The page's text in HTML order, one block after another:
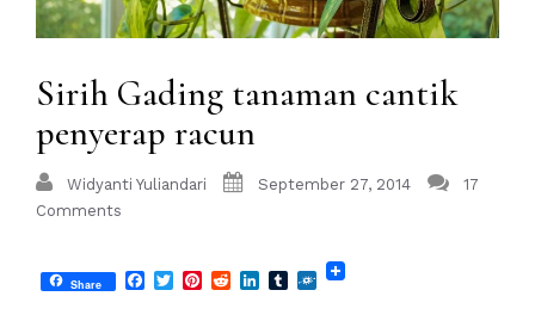
Sirih Gading tanaman cantik
penyerap racun
Widyanti Yuliandari September 27, 2014
17
Comments
Share Facebook
TwitterPinterest
RedditLinkedIn
Tumblr
Folkd